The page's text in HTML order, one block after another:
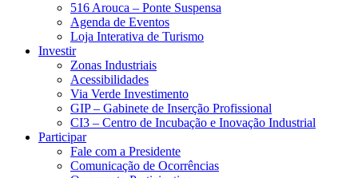
516 Arouca – Ponte Suspensa
Agenda de Eventos
Loja Interativa de Turismo
Investir
Zonas Industriais
Acessibilidades
Via Verde Investimento
GIP – Gabinete de Inserção Profissional
CI3 – Centro de Incubação e Inovação Industrial
Participar
Fale com a Presidente
Comunicação de Ocorrências